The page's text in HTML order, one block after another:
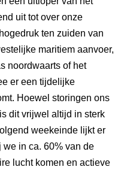
uit tot over onze
ten zuiden van
maritiem aanvoer,
noordwaarts of het
er een tijdelijke
Hoewel storingen ons
dit vrijwel altijd in sterk
weekeinde lijkt er
in ca. 60% van de
lucht komen en actieve